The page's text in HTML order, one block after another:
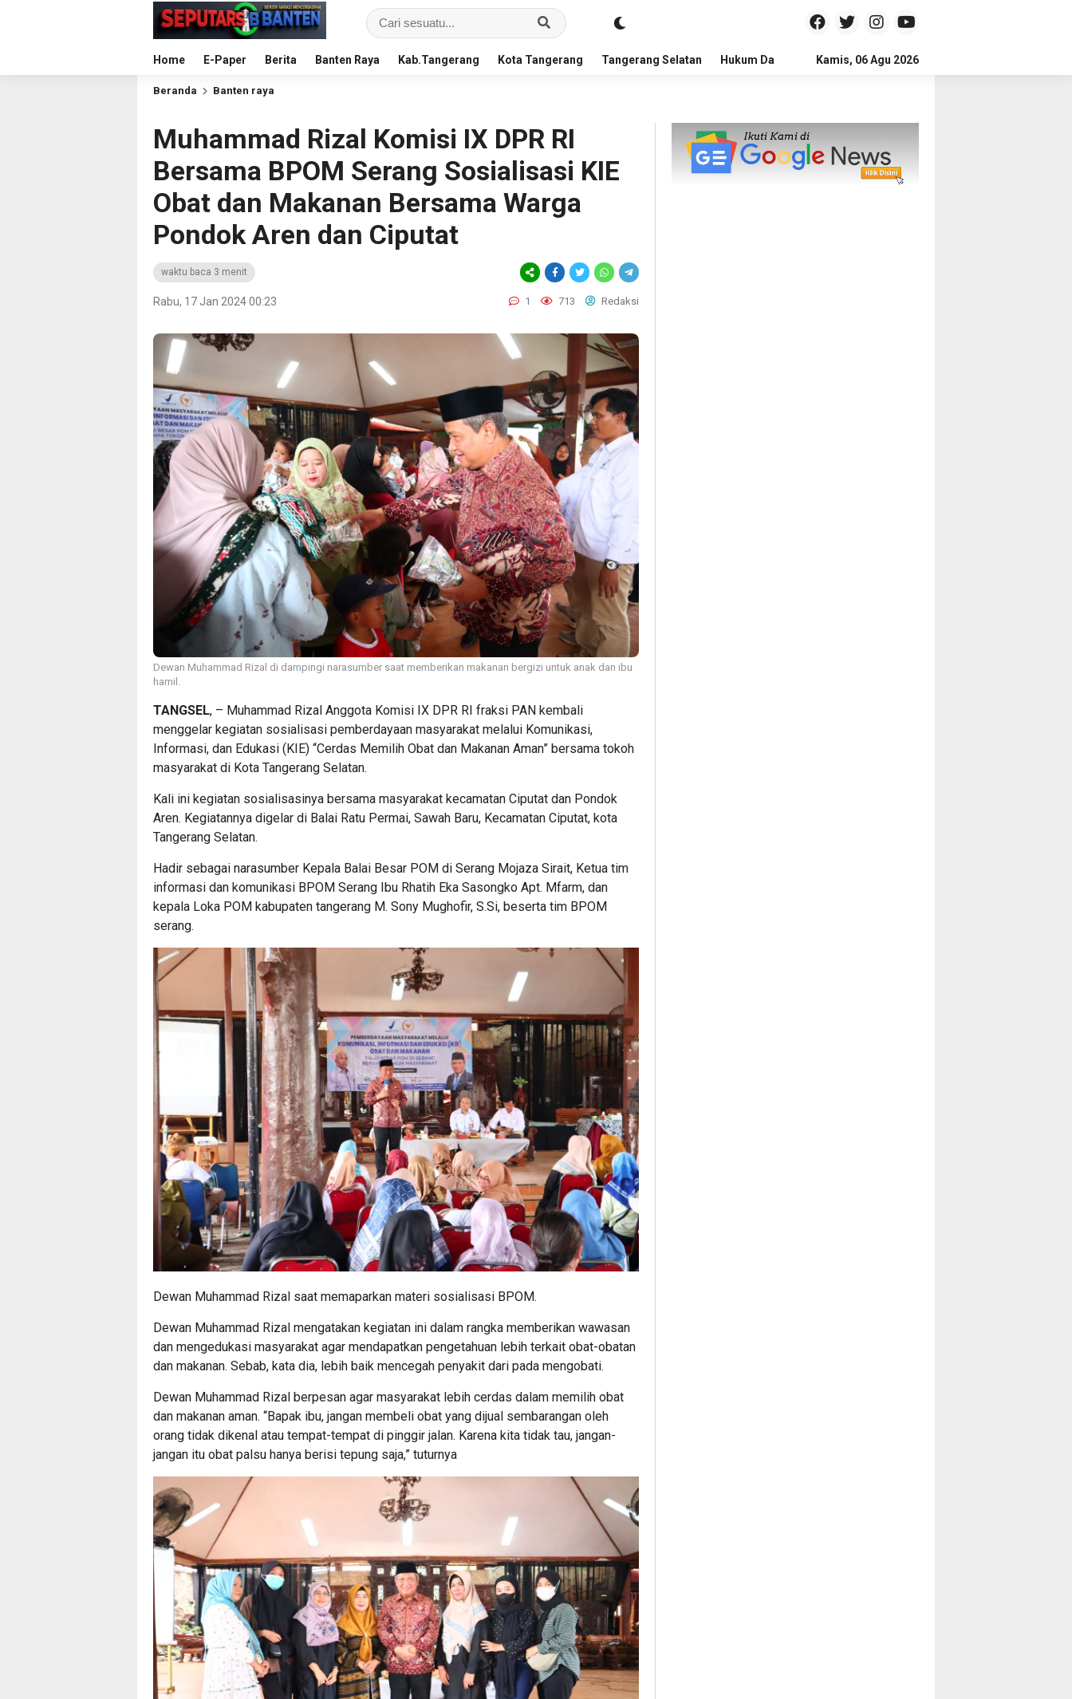
Home E-Paper Berita Banten Raya Kab.Tangerang Kota Tangerang Tangerang Selatan Hukum Dan Kriminal Politik Pendidikan
Kamis, 06 Agu 2026
Beranda Banten raya
Muhammad Rizal Komisi IX DPR RI
Bersama BPOM Serang Sosialisasi KIE
Obat dan Makanan Bersama Warga
Pondok Aren dan Ciputat
waktu baca 3 menit
Rabu, 17 Jan 2024 00:23 1 713 Redaksi
Dewan Muhammad Rizal di dampingi narasumber saat memberikan makanan bergizi untuk anak dan ibu
hamil.
TANGSEL, – Muhammad Rizal Anggota Komisi IX DPR RI fraksi PAN kembali
menggelar kegiatan sosialisasi pemberdayaan masyarakat melalui Komunikasi,
Informasi, dan Edukasi (KIE) “Cerdas Memilih Obat dan Makanan Aman” bersama tokoh
masyarakat di Kota Tangerang Selatan.
Kali ini kegiatan sosialisasinya bersama masyarakat kecamatan Ciputat dan Pondok
Aren. Kegiatannya digelar di Balai Ratu Permai, Sawah Baru, Kecamatan Ciputat, kota
Tangerang Selatan.
Hadir sebagai narasumber Kepala Balai Besar POM di Serang Mojaza Sirait, Ketua tim
informasi dan komunikasi BPOM Serang Ibu Rhatih Eka Sasongko Apt. Mfarm, dan
kepala Loka POM kabupaten tangerang M. Sony Mughofir, S.Si, beserta tim BPOM
serang.
Dewan Muhammad Rizal saat memaparkan materi sosialisasi BPOM.
Dewan Muhammad Rizal mengatakan kegiatan ini dalam rangka memberikan wawasan
dan mengedukasi masyarakat agar mendapatkan pengetahuan lebih terkait obat-obatan
dan makanan. Sebab, kata dia, lebih baik mencegah penyakit dari pada mengobati.
Dewan Muhammad Rizal berpesan agar masyarakat lebih cerdas dalam memilih obat
dan makanan aman. “Bapak ibu, jangan membeli obat yang dijual sembarangan oleh
orang tidak dikenal atau tempat-tempat di pinggir jalan. Karena kita tidak tau, jangan-
jangan itu obat palsu hanya berisi tepung saja,” tuturnya